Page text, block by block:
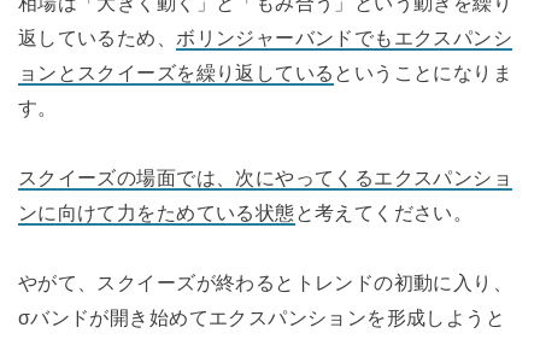
返しているため、 ボリンジャーバンドでもエクスパンシ
ョンとスクイーズを繰り返している ということになりま
す。
スクイーズの場面では、次にやってくるエクスパンショ
ンに向けて力をためている状態と考えてください。
やがて、スクイーズが終わるとトレンドの初動に入り、
σバンドが開き始めてエクスパンションを形成しようと